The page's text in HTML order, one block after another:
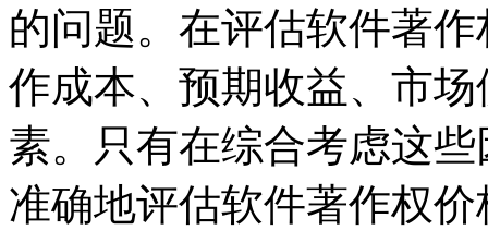
的问题。在评估软件著
作成本、预期收益、市
素。只有在综合考虑这
准确地评估软件著作权